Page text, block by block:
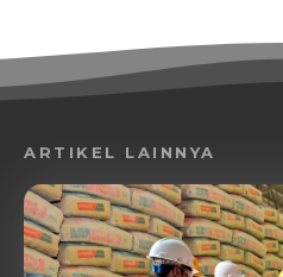
ARTIKEL LAINNYA